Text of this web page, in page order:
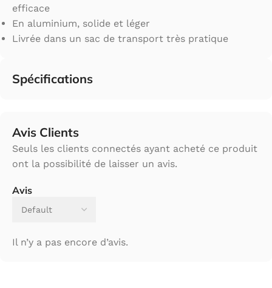
efficace
En aluminium, solide et léger
Livrée dans un sac de transport très pratique
Spécifications
Avis Clients
Avis
Il n’y a pas encore d’avis.
Seuls les clients connectés ayant acheté ce produit
ont la possibilité de laisser un avis.